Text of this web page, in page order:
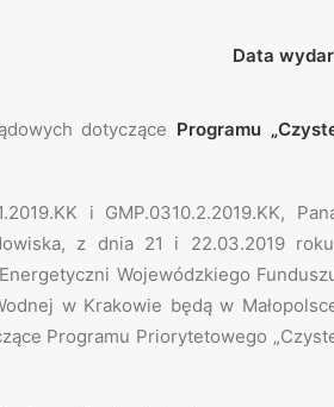
Data
dotyczące Programu
i GMP.0310.2.2019.KK,
z dnia 21 i 22.03.2019
Wojewódzkiego
w Krakowie będą w
Programu Priorytetowego